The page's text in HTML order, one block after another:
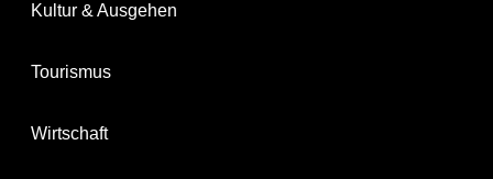
Kultur & Ausgehen
Tourismus
Wirtschaft